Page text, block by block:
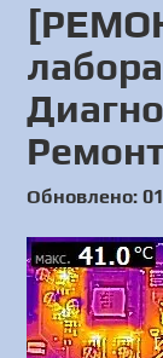
Обновлено: